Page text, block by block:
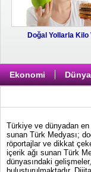
Doğal Yollarla Kilo
Ekonomi Dünya
Türkiye ve dünyadan
sunan Türk Medyası;
röportajlar ve dikkat
içerik ağı sunan Türk
dünyasındaki